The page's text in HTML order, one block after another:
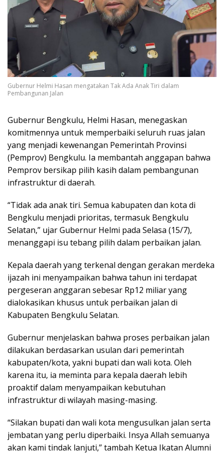
Gubernur Helmi Hasan mengatakan Tak Ada Anak Tiri dalam
Pembangunan Jalan
Gubernur Bengkulu, Helmi Hasan, menegaskan
komitmennya untuk memperbaiki seluruh ruas jalan
yang menjadi kewenangan Pemerintah Provinsi
(Pemprov) Bengkulu. Ia membantah anggapan bahwa
Pemprov bersikap pilih kasih dalam pembangunan
infrastruktur di daerah.
“Tidak ada anak tiri. Semua kabupaten dan kota di
Bengkulu menjadi prioritas, termasuk Bengkulu
Selatan,” ujar Gubernur Helmi pada Selasa (15/7),
menanggapi isu tebang pilih dalam perbaikan jalan.
Kepala daerah yang terkenal dengan gerakan merdeka
ijazah ini menyampaikan bahwa tahun ini terdapat
pergeseran anggaran sebesar Rp12 miliar yang
dialokasikan khusus untuk perbaikan jalan di
Kabupaten Bengkulu Selatan.
Gubernur menjelaskan bahwa proses perbaikan jalan
dilakukan berdasarkan usulan dari pemerintah
kabupaten/kota, yakni bupati dan wali kota. Oleh
karena itu, ia meminta para kepala daerah lebih
proaktif dalam menyampaikan kebutuhan
infrastruktur di wilayah masing-masing.
“Silakan bupati dan wali kota mengusulkan jalan serta
jembatan yang perlu diperbaiki. Insya Allah semuanya
akan kami tindak lanjuti,” tambah Ketua Ikatan Alumni